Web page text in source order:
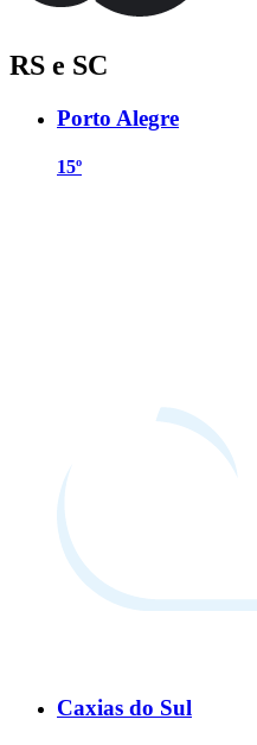
RS e SC
Porto Alegre
15º
Caxias do Sul